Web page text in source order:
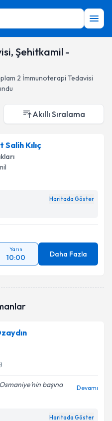
Şehitkamil -
2 İmmunoterapi Tedavisi
Akıllı Sıralama
Kılıç
Haritada Göster
Yarın
10:00 Daha Fazla
başına
Devamı
Haritada Göster